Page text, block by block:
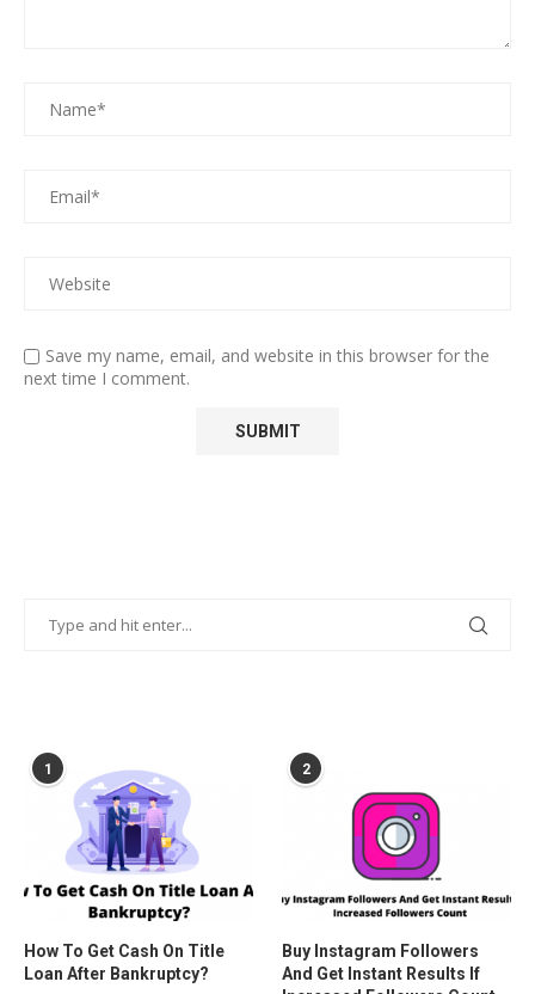
Save my name, email, and website in this browser for the
next time I comment.
1
How To Get Cash On Title
Loan After Bankruptcy?
2
Buy Instagram Followers
And Get Instant Results If